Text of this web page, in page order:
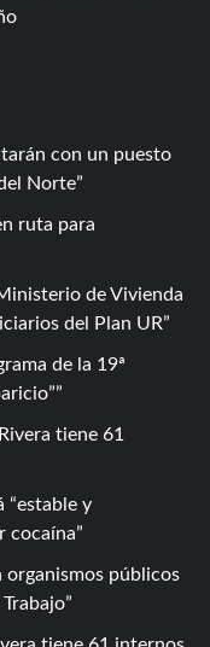
con un puesto
Norte
ruta para
de Vivienda
del Plan UR
de la 19ª
tiene 61
“estable y
cocaína
organismos públicos